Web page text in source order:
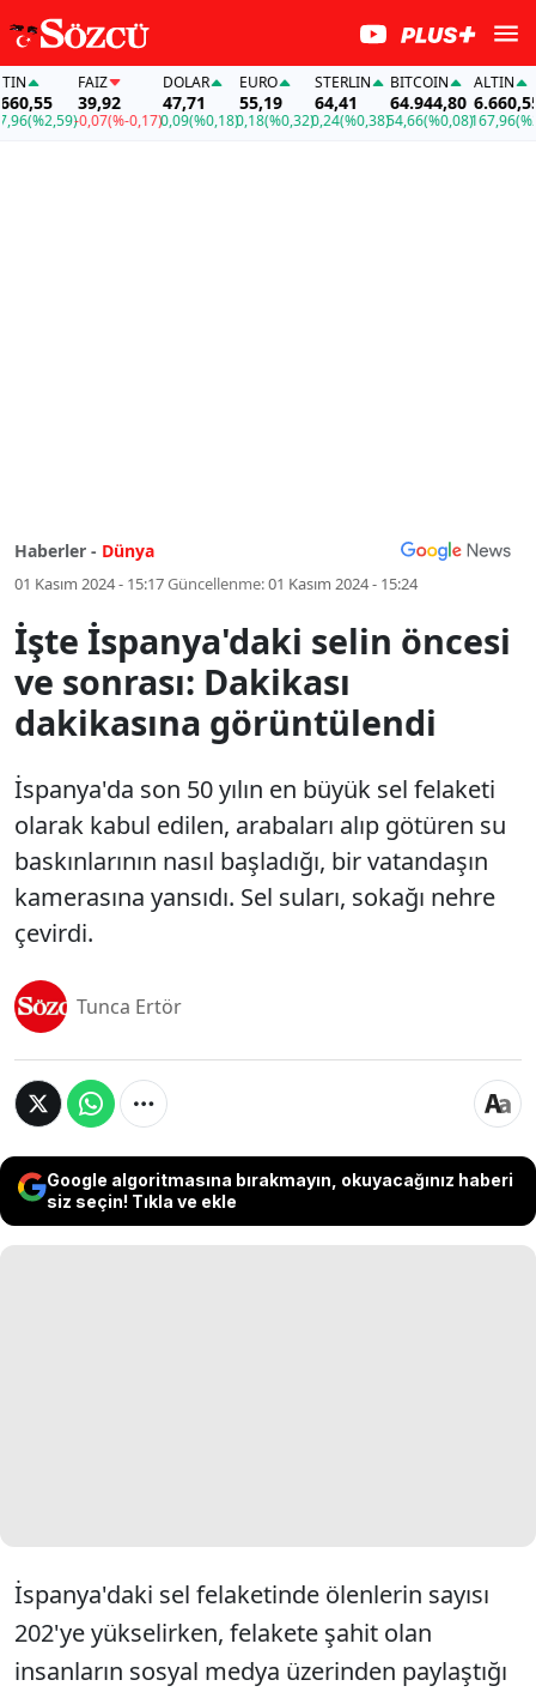
(%2,59)
FAİZ
39,92
-0,07(%-0,17)
DOLAR
47,71
0,09(%0,18)
EURO
55,19
0,18(%0,32)
STERLIN
64,41
0,24(%0,38)
BITCOIN
64.944,80
54,66(%0,08)
ALTIN
6.660,55
167,96
Haberler - Dünya
01 Kasım 2024 - 15:17Güncellenme:01 Kasım 2024 - 15:24
İşte İspanya'daki selin öncesi
ve sonrası: Dakikası
dakikasına görüntülendi
İspanya'da son 50 yılın en büyük sel felaketi
olarak kabul edilen, arabaları alıp götüren su
baskınlarının nasıl başladığı, bir vatandaşın
kamerasına yansıdı. Sel suları, sokağı nehre
çevirdi.
Tunca Ertör
Google algoritmasına bırakmayın, okuyacağınız haberi
siz seçin! Tıkla ve ekle
İspanya'daki sel felaketinde ölenlerin sayısı
202'ye yükselirken, felakete şahit olan
insanların sosyal medya üzerinden paylaştığı